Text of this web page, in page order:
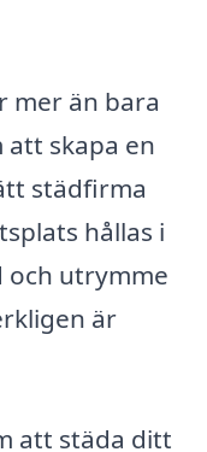
mer än bara
skapa en
städfirma
hållas i
och utrymme
är
att städa ditt